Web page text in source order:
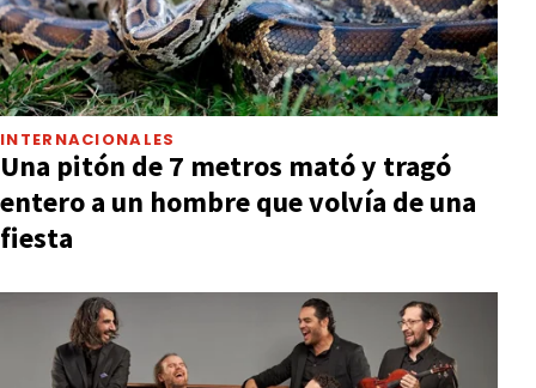
INTERNACIONALES
Una pitón de 7 metros mató y tragó
entero a un hombre que volvía de una
fiesta